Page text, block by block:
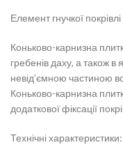
Елемент гнучкої
Коньково-карнизна
гребенів даху, а також в
невід’ємною частиною
Коньково-карнизна
додаткової фіксації
Технічні характеристики: